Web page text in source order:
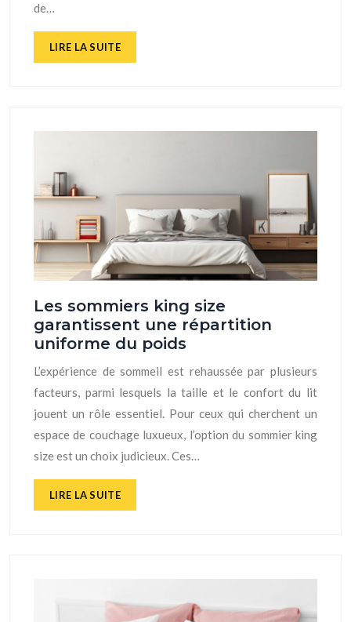
de…
LIRE LA SUITE
Les sommiers king size
garantissent une répartition
uniforme du poids
L’expérience de sommeil est rehaussée par plusieurs
facteurs, parmi lesquels la taille et le confort du lit
jouent un rôle essentiel. Pour ceux qui cherchent un
espace de couchage luxueux, l’option du sommier king
size est un choix judicieux. Ces…
LIRE LA SUITE